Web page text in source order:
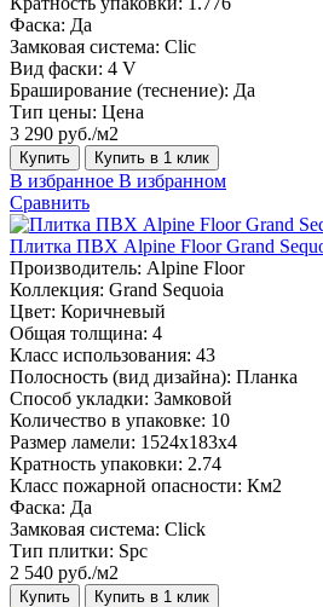
Фаска: Да
Замковая система: Сlic
Вид фаски: 4 V
Браширование (теснение): Да
Тип цены: Цена
3 290 руб./м2
Купить Купить в 1 клик
В избранное В избранном
Сравнить
Плитка ПВХ Alpine Floor Grand
Производитель: Alpine Floor
Коллекция: Grand Sequoia
Цвет: Коричневый
Общая толщина: 4
Класс использования: 43
Полосность (вид дизайна): Планка
Способ укладки: Замковой
Количество в упаковке: 10
Размер ламели: 1524х183х4
Кратность упаковки: 2.74
Класс пожарной опасности: Км2
Фаска: Да
Замковая система: Click
Тип плитки: Spc
2 540 руб./м2
Купить Купить в 1 клик